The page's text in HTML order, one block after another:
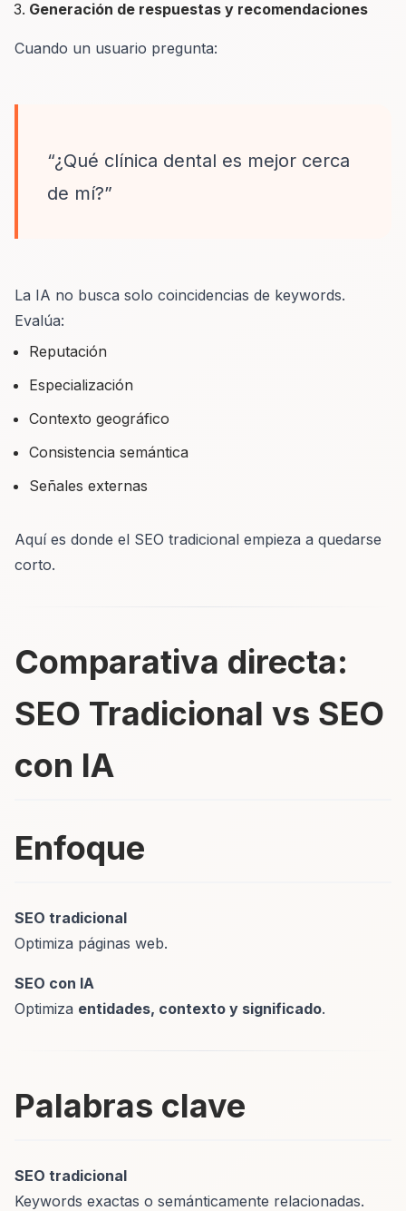
Generación de respuestas y recomendaciones
Cuando un usuario pregunta:
“¿Qué clínica dental es mejor cerca
de mí?”
La IA no busca solo coincidencias de keywords.
Evalúa:
Reputación
Especialización
Contexto geográfico
Consistencia semántica
Señales externas
Aquí es donde el SEO tradicional empieza a quedarse
corto.
Comparativa directa:
SEO Tradicional vs SEO
con IA
Enfoque
SEO tradicional
Optimiza páginas web.
SEO con IA
Optimiza entidades, contexto y significado.
Palabras clave
SEO tradicional
Keywords exactas o semánticamente relacionadas.